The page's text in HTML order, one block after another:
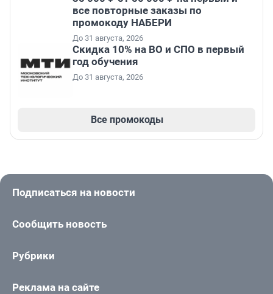
все повторные заказы по
промокоду НАБЕРИ
До 31 августа, 2026
Скидка 10% на ВО и СПО в первый
год обучения
До 31 августа, 2026
Все промокоды
Подписаться на новости
Сообщить новость
Рубрики
Реклама на сайте